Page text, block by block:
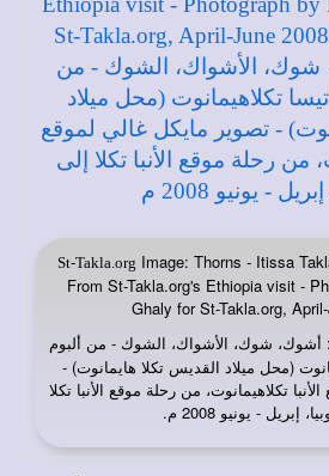
St-Takla.org Image: Thorns - Itissa
From St-Takla.org's Ethiopia visit -
Ghaly for St-Takla.org,
: أشوك، شوك، الأشواك، الشوك - من ألبوم
(محل ميلاد القديس تكلا هايمانوت) -
تكلاهيمانوت، من رحلة موقع الأنبا تكلا
إبريل - يونيو 2008 م.